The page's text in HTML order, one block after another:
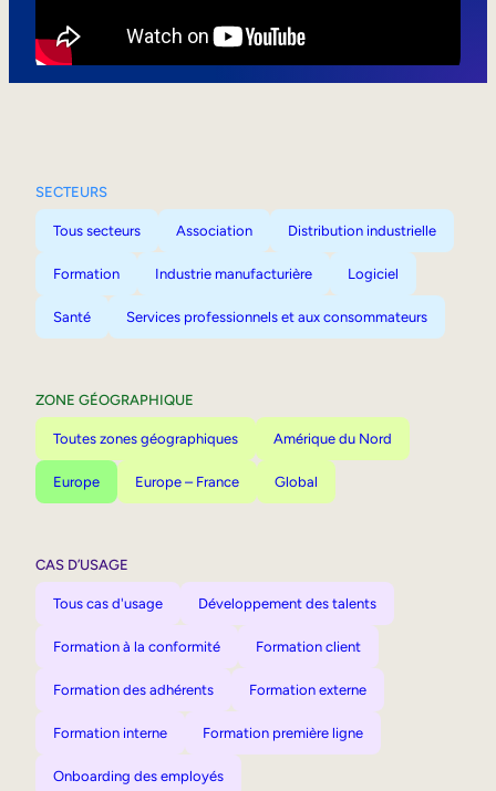
SECTEURS
Tous secteurs Association Distribution industrielle
Formation Industrie manufacturière Logiciel
Santé Services professionnels et aux consommateurs
ZONE GÉOGRAPHIQUE
Toutes zones géographiques Amérique du Nord
Europe Europe – France Global
CAS D’USAGE
Tous cas d'usage Développement des talents
Formation à la conformité Formation client
Formation des adhérents Formation externe
Formation interne Formation première ligne
Onboarding des employés